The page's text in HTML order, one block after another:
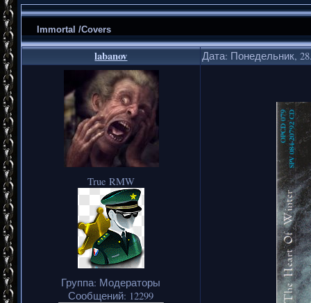
Immortal /Covers
labanov Дата: Понедельник,
True RMW
Группа: Модераторы
Сообщений: 12299